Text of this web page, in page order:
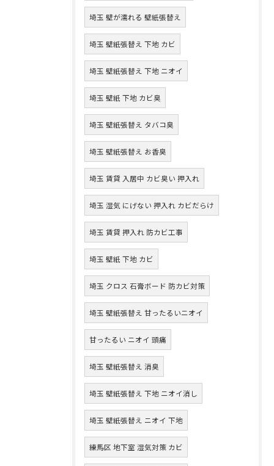
埼玉 壁が濡れる 壁紙張替え
埼玉 壁紙張替え 下地 カビ
埼玉 壁紙張替え 下地 ニオイ
埼玉 壁紙 下地 カビ臭
埼玉 壁紙張替え タバコ臭
埼玉 壁紙張替え お香臭
埼玉 賃貸 入居中 カビ臭い 押入れ
埼玉 湿気 にげない 押入れ カビだらけ
埼玉 賃貸 押入れ 防カビ工事
埼玉 壁紙 下地 カビ
埼玉 クロス 石膏ボード 防カビ対策
埼玉 壁紙張替え 甘ったるいニオイ
甘ったるい ニオイ 頭痛
埼玉 壁紙張替え 消臭
埼玉 壁紙張替え 下地 ニオイ消し
埼玉 壁紙張替え ニオイ 下地
練馬区 地下室 湿気対策 カビ